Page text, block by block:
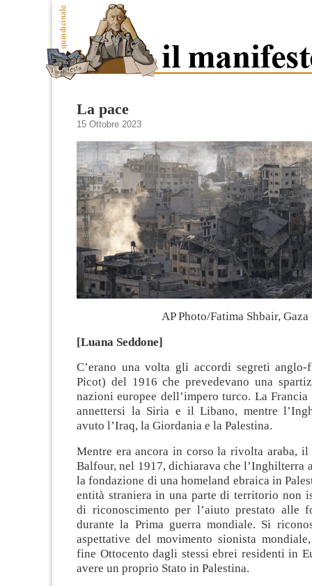
La pace
15 Ottobre 2023
AP Photo/Fatima Shbair, Gaza
[Luana Seddone]
C’erano una volta gli accordi segreti anglo-
Picot) del 1916 che prevedevano una
nazioni europee dell’impero turco. La
annettersi la Siria e il Libano, mentre
avuto l’Iraq, la Giordania e la Palestina.
Mentre era ancora in corso la rivolta araba, il
Balfour, nel 1917, dichiarava che l’Inghilterra
la fondazione di una homeland ebraica in
entità straniera in una parte di territorio non
di riconoscimento per l’aiuto prestato alle
durante la Prima guerra mondiale. Si
aspettative del movimento sionista
fine Ottocento dagli stessi ebrei residenti in
avere un proprio Stato in Palestina.